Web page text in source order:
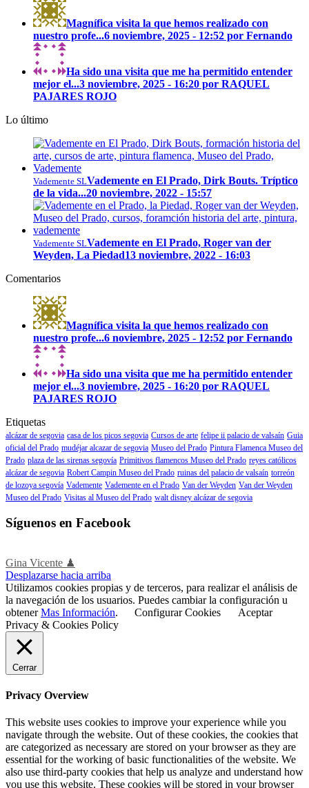
Magnífica visita la que hemos realizado con
nuestro profe...6 noviembre, 2025 - 12:52 por Fernando
Ha sido una visita que me ha permitido entender
mejor el...3 noviembre, 2025 - 16:20 por RAQUEL
PAJARES ROJO
Lo último
Vademente SLVademente en El Prado, Dirk Bouts. Tríptico
de la vida...20 noviembre, 2022 - 15:57
Vademente SLVademente en El Prado, Roger van der
Weyden, La Piedad13 noviembre, 2022 - 16:03
Comentarios
Magnífica visita la que hemos realizado con
nuestro profe...6 noviembre, 2025 - 12:52 por Fernando
Ha sido una visita que me ha permitido entender
mejor el...3 noviembre, 2025 - 16:20 por RAQUEL
PAJARES ROJO
Etiquetas
alcázar de segovia casa de los picos segovia Cursos de arte felipe ii palacio de valsaín Guia
oficial del Prado mudéjar alcazar de segovia Museo del Prado Pintura Flamenca Museo del
Prado plaza de las sirenas segovía Primitivos flamencos Museo del Prado reyes católicos
alcázar de segovia Robert Campin Museo del Prado ruinas del palacio de valsaín torreón
de lozoya segovía Vademente Vademente en el Prado Van der Weyden Van der Weyden
Museo del Prado Visitas al Museo del Prado walt disney alcázar de segovia
Síguenos en Facebook
Gina Vicente ♟
Desplazarse hacia arriba
Utilizamos cookies propias y de terceros, para realizar el análisis de
la navegación de los usuarios. Puedes cambiar la configuración u
obtenerMas Información. Configurar Cookies
Aceptar
Privacy & Cookies Policy
Cerrar
Privacy Overview
This website uses cookies to improve your experience while you
navigate through the website. Out of these cookies, the cookies that
are categorized as necessary are stored on your browser as they are
essential for the working of basic functionalities of the website. We
also use third-party cookies that help us analyze and understand how
you use this website. These cookies will be stored in your browser